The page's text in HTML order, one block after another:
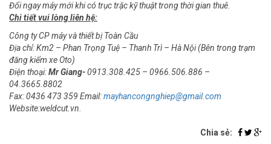
Đổi ngay máy mới khi có trục trặc kỹ thuật trong thời gian thuê.
Chi tiết vui lòng liên hệ:
Công ty CP máy và thiết b​ị Toàn Cầu
Địa chỉ: Km2 – Phan Trọng Tuệ – Thanh Trì – Hà Nội (Bên trong trạm
đăng kiểm xe Oto)
Điện thoại:Mr Giang-0913.308.425 – 0966.506.886 –
04.3665.8802
Fax: 0436 473 359 Email:mayhancongnghiep@gmail.com
Website:we​ldcut.vn.
Chia sẻ: